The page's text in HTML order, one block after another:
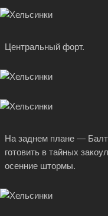
Центральный форт.
На заднем плане —
готовить в тайных
осенние штормы.